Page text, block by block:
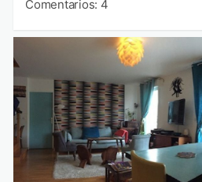
Comentarios: 4